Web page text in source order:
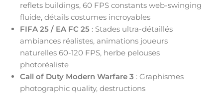
reflets buildings, 60 FPS constants web-swinging
fluide, détails costumes incroyables
FIFA 25 / EA FC 25 : Stades ultra-détaillés
ambiances réalistes, animations joueurs
naturelles 60-120 FPS, herbe pelouses
photoréaliste
Call of Duty Modern Warfare 3 : Graphismes
photographic quality, destructions